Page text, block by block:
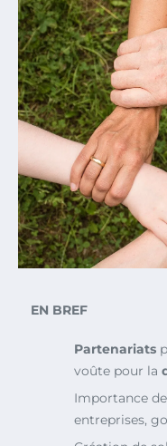
EN BREF
Partenariats
voûte pour la
Importance
entreprises,